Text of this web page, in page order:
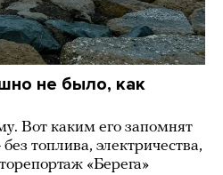
не было, как
Вот каким его запомнят
топлива, электричества,
«Берега»